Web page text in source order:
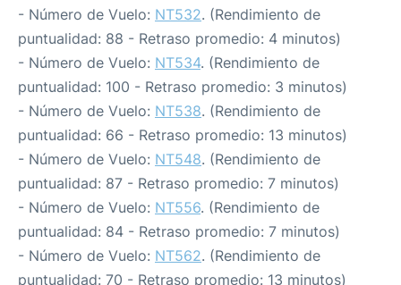
- Número de Vuelo: NT532. (Rendimiento de
puntualidad: 88 - Retraso promedio: 4 minutos)
- Número de Vuelo: NT534. (Rendimiento de
puntualidad: 100 - Retraso promedio: 3 minutos)
- Número de Vuelo: NT538. (Rendimiento de
puntualidad: 66 - Retraso promedio: 13 minutos)
- Número de Vuelo: NT548. (Rendimiento de
puntualidad: 87 - Retraso promedio: 7 minutos)
- Número de Vuelo: NT556. (Rendimiento de
puntualidad: 84 - Retraso promedio: 7 minutos)
- Número de Vuelo: NT562. (Rendimiento de
puntualidad: 70 - Retraso promedio: 13 minutos)